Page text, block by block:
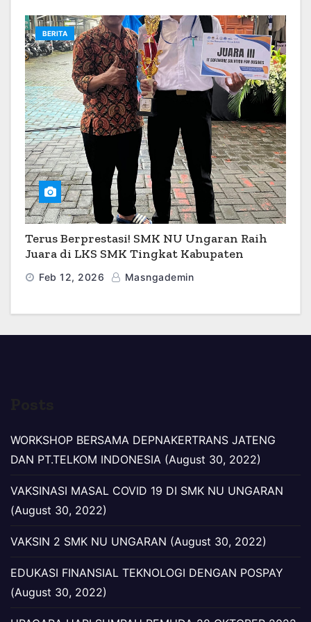
BERITA
Terus Berprestasi! SMK NU Ungaran Raih
Juara di LKS SMK Tingkat Kabupaten
Semarang 2026
Feb 12, 2026 Masngademin
WORKSHOP BERSAMA DEPNAKERTRANS JATENG
DAN PT.TELKOM INDONESIA (August 30, 2022)
VAKSINASI MASAL COVID 19 DI SMK NU UNGARAN
(August 30, 2022)
VAKSIN 2 SMK NU UNGARAN (August 30, 2022)
EDUKASI FINANSIAL TEKNOLOGI DENGAN POSPAY
(August 30, 2022)